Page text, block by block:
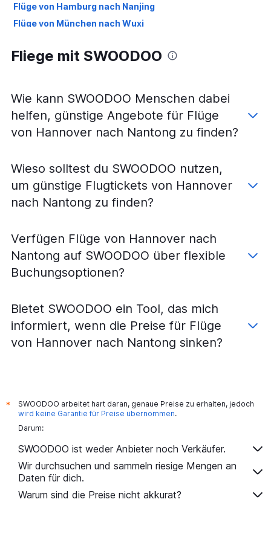
Flüge von Hamburg nach Nanjing
Flüge von München nach Wuxi
Flüge von Stuttgart nach Nanjing
Flüge von Berlin nach Nanjing
Flüge von Stuttgart nach Changzhou
Flüge von Hamburg nach Nantong
Flüge von Berlin nach Changzhou
Flüge von Berlin nach Wuxi
Flüge von Nürnberg nach Nantong
Flüge von Leipzig nach Nanjing
Flüge von Münster nach Nanjing
Flüge von Dresden nach Nantong
Flüge von Köln nach Nantong
Fliege mit SWOODOO
Wie kann SWOODOO Menschen dabei
helfen, günstige Angebote für Flüge
von Hannover nach Nantong zu finden?
Wieso solltest du SWOODOO nutzen,
um günstige Flugtickets von Hannover
nach Nantong zu finden?
Verfügen Flüge von Hannover nach
Nantong auf SWOODOO über flexible
Buchungsoptionen?
Bietet SWOODOO ein Tool, das mich
informiert, wenn die Preise für Flüge
von Hannover nach Nantong sinken?
*
SWOODOO arbeitet hart daran, genaue Preise zu erhalten, jedoch
wird keine Garantie für Preise übernommen.
Darum:
SWOODOO ist weder Anbieter noch Verkäufer.
Wir durchsuchen und sammeln riesige Mengen an
Daten für dich.
Warum sind die Preise nicht akkurat?